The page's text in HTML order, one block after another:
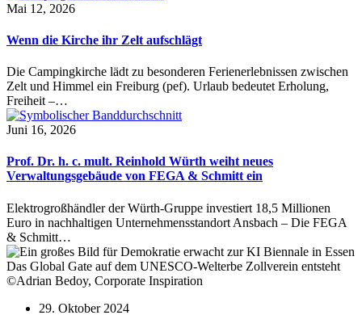
Mai 12, 2026
Wenn die Kirche ihr Zelt aufschlägt
Die Campingkirche lädt zu besonderen Ferienerlebnissen zwischen
Zelt und Himmel ein Freiburg (pef). Urlaub bedeutet Erholung,
Freiheit –…
Juni 16, 2026
Prof. Dr. h. c. mult. Reinhold Würth weiht neues
Verwaltungsgebäude von FEGA & Schmitt ein
Elektrogroßhändler der Würth-Gruppe investiert 18,5 Millionen
Euro in nachhaltigen Unternehmensstandort Ansbach – Die FEGA
& Schmitt…
Das Global Gate auf dem UNESCO-Welterbe Zollverein entsteht
©Adrian Bedoy, Corporate Inspiration
29. Oktober 2024